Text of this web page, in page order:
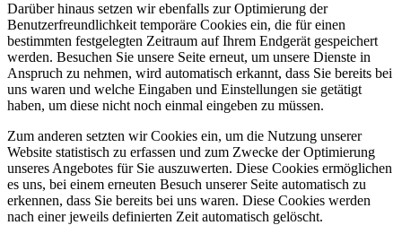
Darüber hinaus setzen wir ebenfalls zur Optimierung der
Benutzerfreundlichkeit temporäre Cookies ein, die für einen
bestimmten festgelegten Zeitraum auf Ihrem Endgerät gespeichert
werden. Besuchen Sie unsere Seite erneut, um unsere Dienste in
Anspruch zu nehmen, wird automatisch erkannt, dass Sie bereits bei
uns waren und welche Eingaben und Einstellungen sie getätigt
haben, um diese nicht noch einmal eingeben zu müssen.
Zum anderen setzten wir Cookies ein, um die Nutzung unserer
Website statistisch zu erfassen und zum Zwecke der Optimierung
unseres Angebotes für Sie auszuwerten. Diese Cookies ermöglichen
es uns, bei einem erneuten Besuch unserer Seite automatisch zu
erkennen, dass Sie bereits bei uns waren. Diese Cookies werden
nach einer jeweils definierten Zeit automatisch gelöscht.